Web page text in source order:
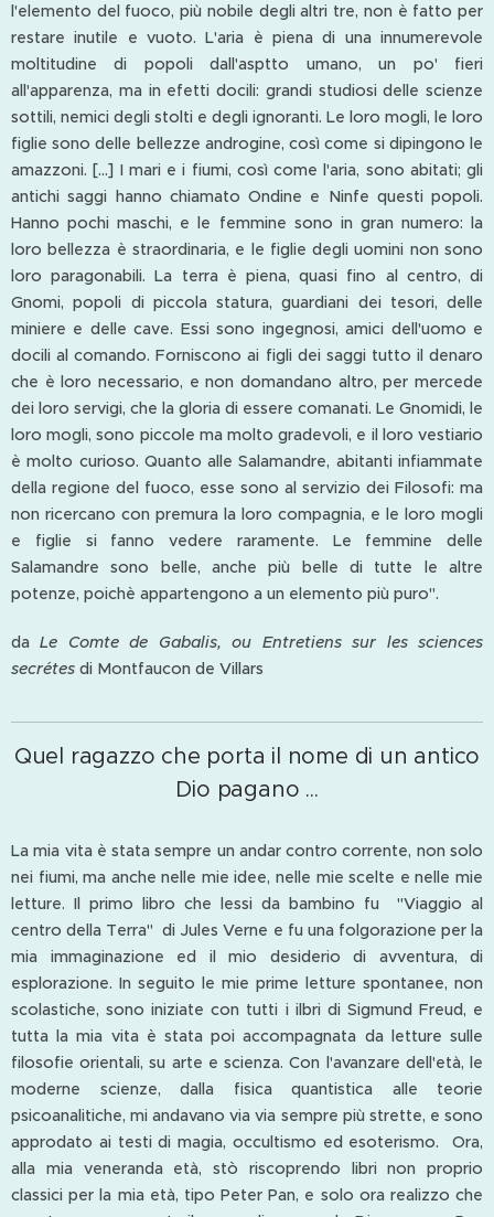
l'elemento del fuoco, più nobile degli altri tre, non è fatto per
restare inutile e vuoto. L'aria è piena di una innumerevole
moltitudine di popoli dall'asptto umano, un po' fieri
all'apparenza, ma in efetti docili: grandi studiosi delle scienze
sottili, nemici degli stolti e degli ignoranti. Le loro mogli, le loro
figlie sono delle bellezze androgine, così come si dipingono le
amazzoni. [...] I mari e i fiumi, così come l'aria, sono abitati; gli
antichi saggi hanno chiamato Ondine e Ninfe questi popoli.
Hanno pochi maschi, e le femmine sono in gran numero: la
loro bellezza è straordinaria, e le figlie degli uomini non sono
loro paragonabili. La terra è piena, quasi fino al centro, di
Gnomi, popoli di piccola statura, guardiani dei tesori, delle
miniere e delle cave. Essi sono ingegnosi, amici dell'uomo e
docili al comando. Forniscono ai figli dei saggi tutto il denaro
che è loro necessario, e non domandano altro, per mercede
dei loro servigi, che la gloria di essere comanati. Le Gnomidi, le
loro mogli, sono piccole ma molto gradevoli, e il loro vestiario
è molto curioso. Quanto alle Salamandre, abitanti infiammate
della regione del fuoco, esse sono al servizio dei Filosofi: ma
non ricercano con premura la loro compagnia, e le loro mogli
e figlie si fanno vedere raramente. Le femmine delle
Salamandre sono belle, anche più belle di tutte le altre
potenze, poichè appartengono a un elemento più puro".
daLe Comte de Gabalis, ou Entretiens sur les sciences
secrétes di Montfaucon de Villars
Quel ragazzo che porta il nome di un antico
Dio pagano ...
La mia vita è stata sempre un andar contro corrente, non solo
nei fiumi, ma anche nelle mie idee, nelle mie scelte e nelle mie
letture. Il primo libro che lessi da bambino fu "Viaggio al
centro della Terra" di Jules Verne e fu una folgorazione per la
mia immaginazione ed il mio desiderio di avventura, di
esplorazione. In seguito le mie prime letture spontanee, non
scolastiche, sono iniziate con tutti i ilbri di Sigmund Freud, e
tutta la mia vita è stata poi accompagnata da letture sulle
filosofie orientali, su arte e scienza. Con l'avanzare dell'età, le
moderne scienze, dalla fisica quantistica alle teorie
psicoanalitiche, mi andavano via via sempre più strette, e sono
approdato ai testi di magia, occultismo ed esoterismo. Ora,
alla mia veneranda età, stò riscoprendo libri non proprio
classici per la mia età, tipo Peter Pan, e solo ora realizzo che